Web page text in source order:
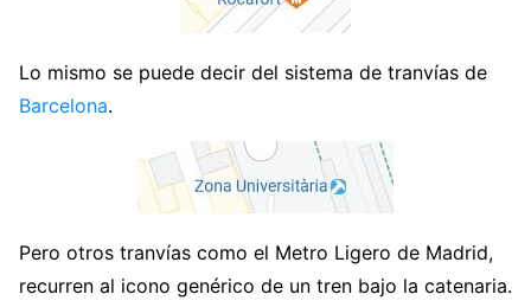
Lo mismo se puede decir del sistema de tranvías de
Barcelona.
Pero otros tranvías como el Metro Ligero de Madrid,
recurren al icono genérico de un tren bajo la catenaria.